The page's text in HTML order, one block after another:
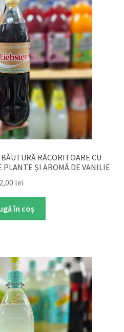
RĂCORITOARE CU
PLANTE ȘI AROMĂ DE VANILIE
lei
în coș